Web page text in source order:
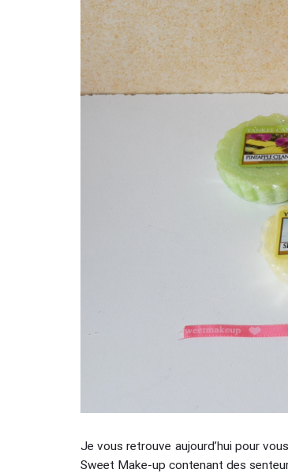
Je vous retrouve aujourd’hui pour
Sweet Make-up contenant des